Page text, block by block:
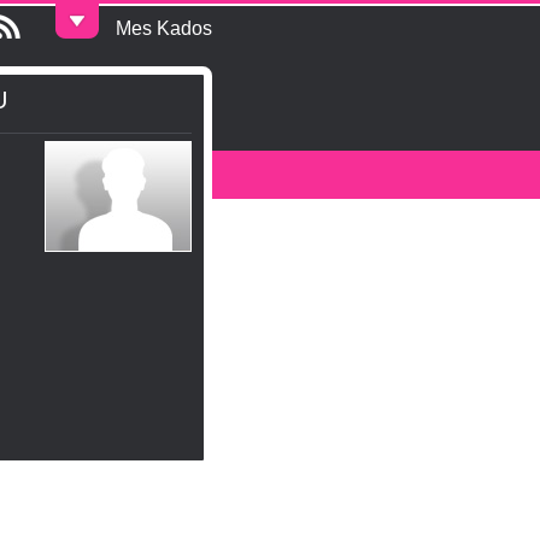
Mes Kados